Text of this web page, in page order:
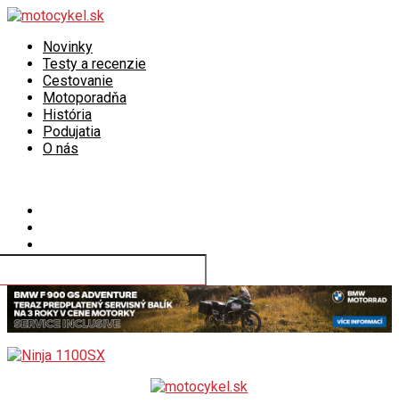
Novinky
Testy a recenzie
Cestovanie
Motoporadňa
História
Podujatia
O nás